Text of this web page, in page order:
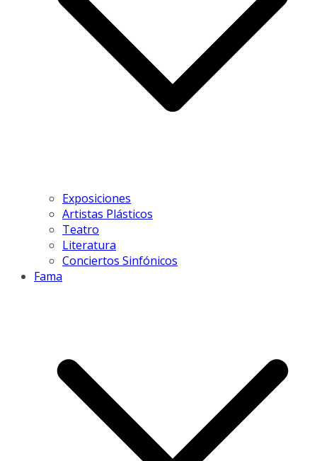
Exposiciones
Artistas Plásticos
Teatro
Literatura
Conciertos Sinfónicos
Fama